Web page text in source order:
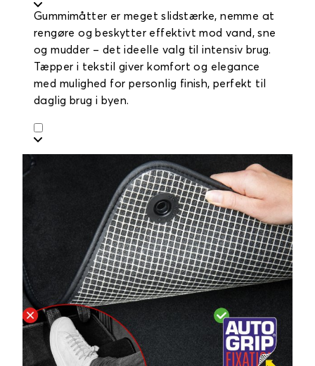
Gummimåtter er meget slidstærke, nemme at
rengøre og beskytter effektivt mod vand, sne
og mudder – det ideelle valg til intensiv brug.
Tæpper i tekstil giver komfort og elegance
med mulighed for personlig finish, perfekt til
daglig brug i byen.